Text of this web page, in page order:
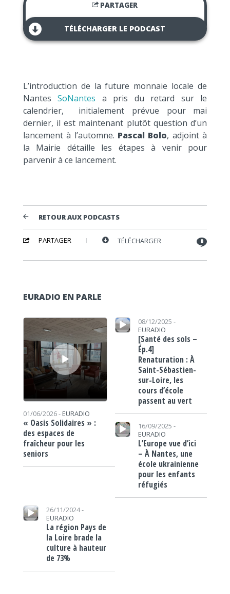
PARTAGER
TÉLÉCHARGER LE PODCAST
L’introduction de la future monnaie locale de
NantesSoNantes a pris du retard sur le
calendrier, initialement prévue pour mai
dernier, il est maintenant plutôt question d’un
lancement à l’automne. Pascal Bolo, adjoint à
la Mairie détaille les étapes à venir pour
parvenir à ce lancement.
RETOUR AUX PODCASTS
PARTAGER TÉLÉCHARGER 0
EURADIO EN PARLE
Lecteur audio
01/06/2026 - EURADIO
« Oasis Solidaires » :
des espaces de
fraîcheur pour les
seniors
Lecteur audio
08/12/2025 -
EURADIO
[Santé des sols –
Ép.4]
Renaturation : À
Saint-Sébastien-
sur-Loire, les
cours d’école
passent au vert
Lecteur audio
16/09/2025 -
EURADIO
L’Europe vue d’ici
– À Nantes, une
école ukrainienne
pour les enfants
réfugiés
Lecteur audio
26/11/2024 -
EURADIO
La région Pays de
la Loire brade la
culture à hauteur
de 73%